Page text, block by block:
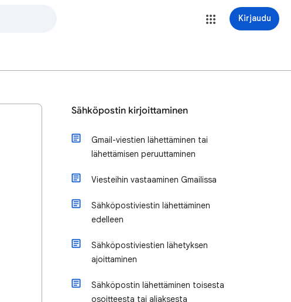
Kirjaudu
Sähköpostin kirjoittaminen
Gmail-viestien lähettäminen tai
lähettämisen peruuttaminen
Viesteihin vastaaminen Gmailissa
Sähköpostiviestin lähettäminen
edelleen
Sähköpostiviestien lähetyksen
ajoittaminen
Sähköpostin lähettäminen toisesta
osoitteesta tai aliaksesta